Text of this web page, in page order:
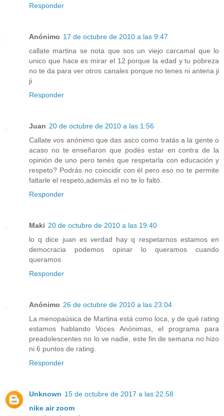
Responder
Anónimo 17 de octubre de 2010 a las 9:47
callate martina se nota que sos un viejo carcamal que lo
unico que hace es mirar el 12 porque la edad y tu pobreza
no te da para ver otros canales porque no tenes ni antena ji
ji
Responder
Juan 20 de octubre de 2010 a las 1:56
Callate vos anónimo que das asco como tratás a la gente o
acaso no te enseñaron que podés estar en contra de la
opinión de uno pero tenés que respetarla con educación y
respeto? Podrás no coincidir con él pero eso no te permite
faltarle el respeto,además el no te lo faltó.
Responder
Maki 20 de octubre de 2010 a las 19:40
lo q dice juan es verdad hay q respetarnos estamos en
democracia podemos opinar lo queramos cuando
queramos
Responder
Anónimo 26 de octubre de 2010 a las 23:04
La menopaúsica de Martina está como loca, y de qué rating
estamos hablando Voces Anónimas, el programa para
preadolescentes no lo ve nadie, este fin de semana no hizo
ni 6 puntos de rating.
Responder
Unknown 15 de octubre de 2017 a las 22:58
nike air zoom